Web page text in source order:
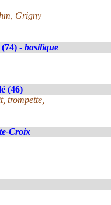
Grigny
- basilique
(46)
trompette,
Croix